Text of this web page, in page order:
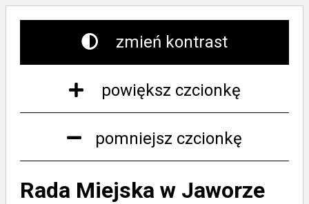
zmień kontrast
powiększ czcionkę
pomniejsz czcionkę
Rada Miejska w Jaworze